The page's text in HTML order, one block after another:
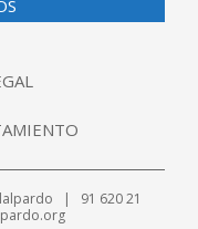
| 91 620 21